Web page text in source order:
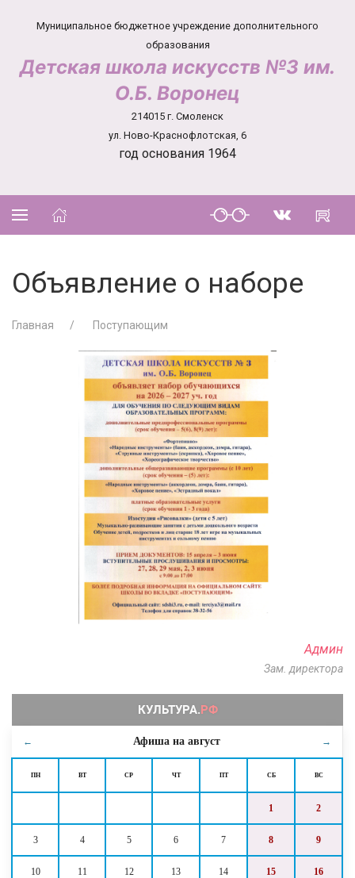
Муниципальное бюджетное учреждение дополнительного
образования
Детская школа искусств №3 им.
О.Б. Воронец
214015 г. Смоленск
ул. Ново-Краснофлотская, 6
год основания 1964
← Афиша на август →
ПН ВТ СР ЧТ ПТ СБ ВС
1 2
3 4 5 6 7 8 9
10 11 12 13 14 15 16
Объявление о наборе
Главная Поступающим
Админ
Зам. директора